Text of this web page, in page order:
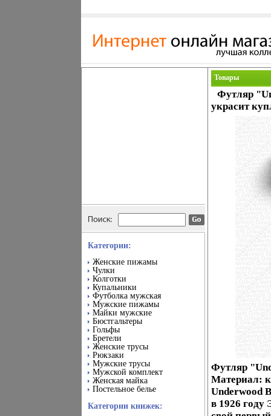
Категории:
Женские пижамы
Чулки
Колготки
Купальники
Футболка мужская
Мужские пижамы
Майки мужские
Бюстгальтеры
Гольфы
Бретели
Женские трусы
Рюкзаки
Мужские трусы
Мужской комплект
Женская майка
Постельное белье
Категории книжек:
Товары
Футляр
украсит
Футляр
Материал:
Underwood
в 1926 году